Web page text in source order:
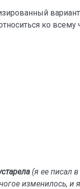
ко
(я ее писал
изменилось, и